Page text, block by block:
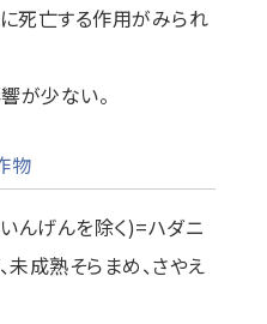
死亡する作用がみられ
が少ない。
物
んげんを除く)=ハダニ
未成熟そらまめ、さやえ